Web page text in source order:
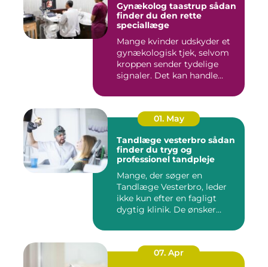
Gynækolog taastrup sådan
finder du den rette
speciallæge
Mange kvinder udskyder et
gynækologisk tjek, selvom
kroppen sender tydelige
signaler. Det kan handle...
01. May
Tandlæge vesterbro sådan
finder du tryg og
professionel tandpleje
Mange, der søger en
Tandlæge Vesterbro, leder
ikke kun efter en fagligt
dygtig klinik. De ønsker
07. Apr